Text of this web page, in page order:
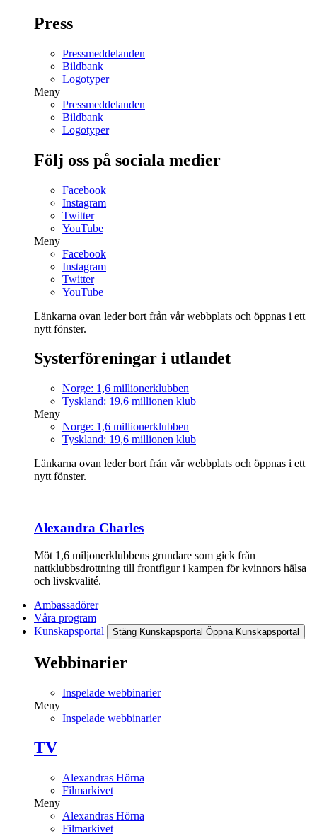
Press
Pressmeddelanden
Bildbank
Logotyper
Meny
Pressmeddelanden
Bildbank
Logotyper
Följ oss på sociala medier
Facebook
Instagram
Twitter
YouTube
Meny
Facebook
Instagram
Twitter
YouTube
Länkarna ovan leder bort från vår webbplats och öppnas i ett
nytt fönster.
Systerföreningar i utlandet
Norge: 1,6 millionerklubben
Tyskland: 19,6 millionen klub
Meny
Norge: 1,6 millionerklubben
Tyskland: 19,6 millionen klub
Länkarna ovan leder bort från vår webbplats och öppnas i ett
nytt fönster.
Alexandra Charles
Möt 1,6 miljonerklubbens grundare som gick från
nattklubbsdrottning till frontfigur i kampen för kvinnors hälsa
och livskvalité.
Ambassadörer
Våra program
Kunskapsportal
Stäng Kunskapsportal Öppna Kunskapsportal
Webbinarier
Inspelade webbinarier
Meny
Inspelade webbinarier
TV
Alexandras Hörna
Filmarkivet
Meny
Alexandras Hörna
Filmarkivet